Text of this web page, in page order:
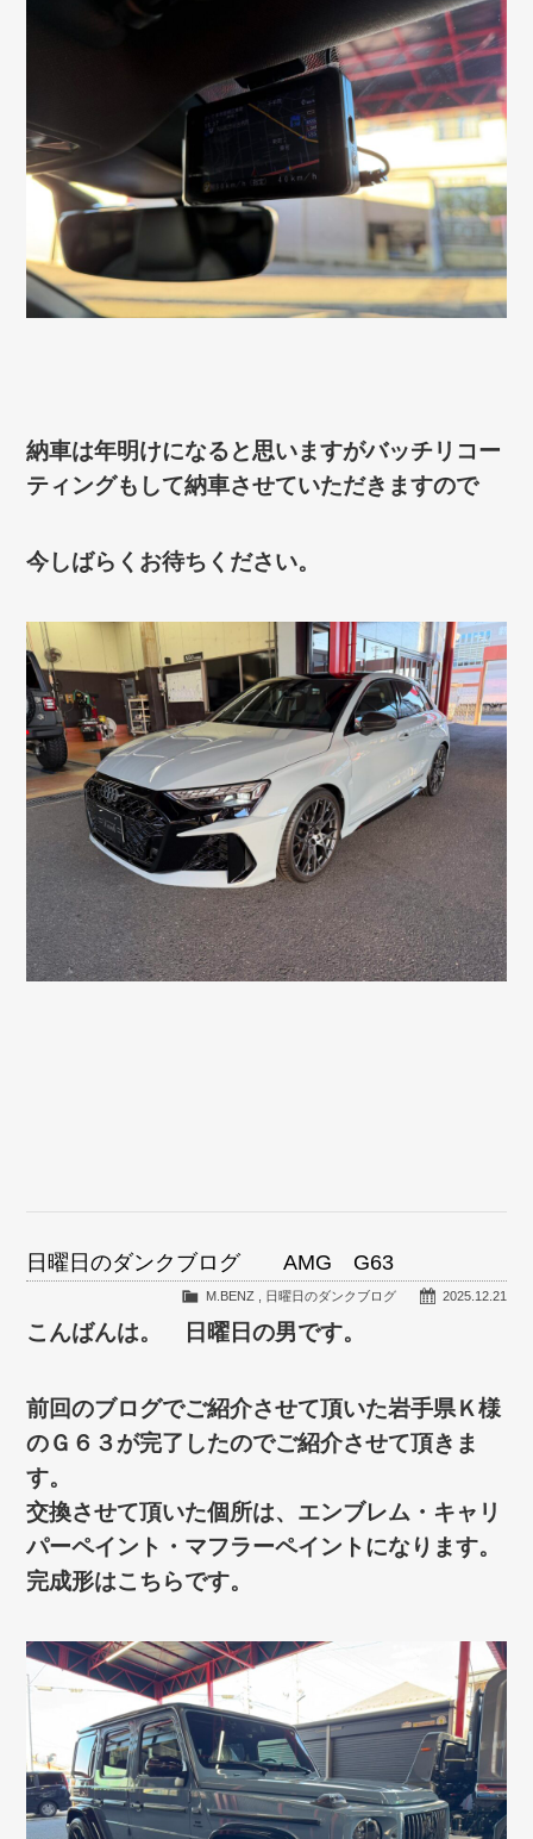
納車は年明けになると思いますがバッチリコー
ティングもして納車させていただきますので
今しばらくお待ちください。
日曜日のダンクブログ AMG G63
2025.12.21
M.BENZ, 日曜日のダンクブログ
こんばんは。 日曜日の男です。
前回のブログでご紹介させて頂いた岩手県Ｋ様
のＧ６３が完了したのでご紹介させて頂きま
す。
交換させて頂いた個所は、エンブレム・キャリ
パーペイント・マフラーペイントになります。
完成形はこちらです。